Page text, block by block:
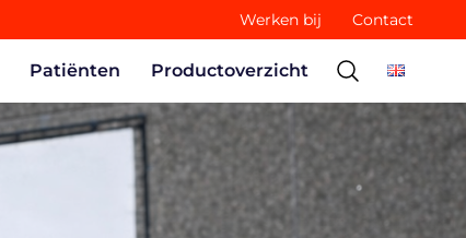
Werken bij Contact
Patiënten Productoverzicht